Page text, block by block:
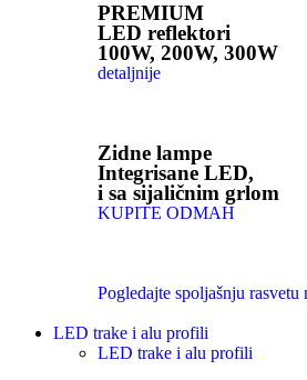
PREMIUM
LED reflektori
100W, 200W, 300W
detaljnije
Zidne lampe
Integrisane LED,
i sa sijaličnim grlom
KUPITE ODMAH
Pogledajte spoljašnju rasvetu
LED trake i alu profili
LED trake i alu profili